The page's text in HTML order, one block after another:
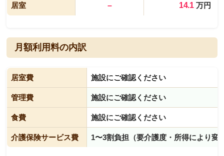
居室 – 14.1万円
月額利用料の内訳
居室費 施設にご確認ください
管理費 施設にご確認ください
食費 施設にご確認ください
介護保険サービス費 1〜3割負担（要介護度・所得により変